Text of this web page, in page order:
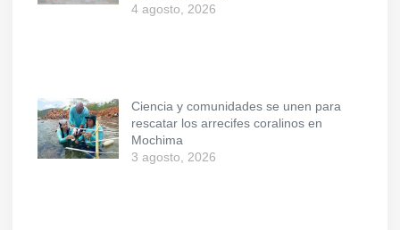
4 agosto, 2026
Ciencia y comunidades se unen para
rescatar los arrecifes coralinos en
Mochima
3 agosto, 2026